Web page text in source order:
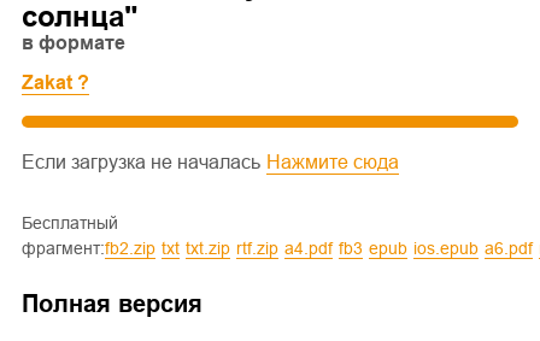
солнца"
в формате
Zakat ?
Если загрузка не началась Нажмите сюда
Бесплатный
фрагмент:fb2.zip txt txt.zip rtf.zip a4.pdf fb3 epub ios.epub a6.pdf
Полная версия